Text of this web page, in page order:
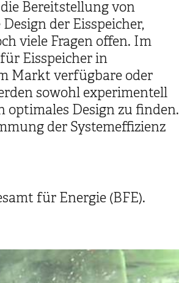
Bereitstellung von
der Eisspeicher,
viele Fragen offen. Im
Eisspeicher in
Markt verfügbare oder
sowohl experimentell
Design zu finden.
der Systemeffizienz
für Energie (BFE).